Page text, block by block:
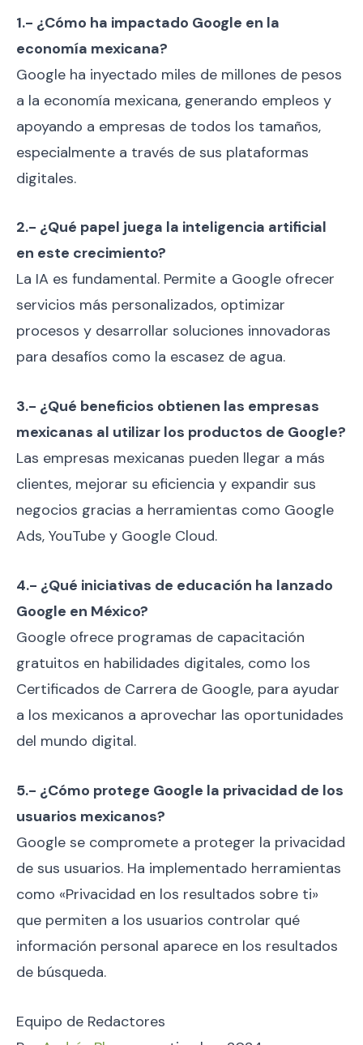
1.- ¿Cómo ha impactado Google en la
economía mexicana?
Google ha inyectado miles de millones de pesos
a la economía mexicana, generando empleos y
apoyando a empresas de todos los tamaños,
especialmente a través de sus plataformas
digitales.
2.- ¿Qué papel juega la inteligencia artificial
en este crecimiento?
La IA es fundamental. Permite a Google ofrecer
servicios más personalizados, optimizar
procesos y desarrollar soluciones innovadoras
para desafíos como la escasez de agua.
3.- ¿Qué beneficios obtienen las empresas
mexicanas al utilizar los productos de Google?
Las empresas mexicanas pueden llegar a más
clientes, mejorar su eficiencia y expandir sus
negocios gracias a herramientas como Google
Ads, YouTube y Google Cloud.
4.- ¿Qué iniciativas de educación ha lanzado
Google en México?
Google ofrece programas de capacitación
gratuitos en habilidades digitales, como los
Certificados de Carrera de Google, para ayudar
a los mexicanos a aprovechar las oportunidades
del mundo digital.
5.- ¿Cómo protege Google la privacidad de los
usuarios mexicanos?
Google se compromete a proteger la privacidad
de sus usuarios. Ha implementado herramientas
como «Privacidad en los resultados sobre ti»
que permiten a los usuarios controlar qué
información personal aparece en los resultados
de búsqueda.
Equipo de Redactores